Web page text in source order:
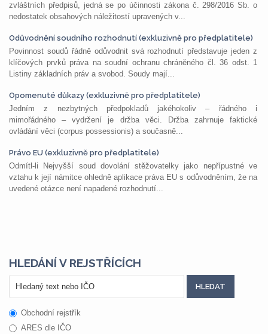
zvláštních předpisů, jedná se po účinnosti zákona č. 298/2016 Sb. o
nedostatek obsahových náležitostí upravených v...
Odůvodnění soudního rozhodnutí (exkluzivně pro předplatitele)
Povinnost soudů řádně odůvodnit svá rozhodnutí představuje jeden z
klíčových prvků práva na soudní ochranu chráněného čl. 36 odst. 1
Listiny základních práv a svobod. Soudy mají...
Opomenuté důkazy (exkluzivně pro předplatitele)
Jedním z nezbytných předpokladů jakéhokoliv – řádného i
mimořádného – vydržení je držba věci. Držba zahrnuje faktické
ovládání věci (corpus possessionis) a současně...
Právo EU (exkluzivně pro předplatitele)
Odmítl-li Nejvyšší soud dovolání stěžovatelky jako nepřípustné ve
vztahu k její námitce ohledně aplikace práva EU s odůvodněním, že na
uvedené otázce není napadené rozhodnutí...
HLEDÁNÍ V REJSTŘÍCÍCH
Obchodní rejstřík
ARES dle IČO